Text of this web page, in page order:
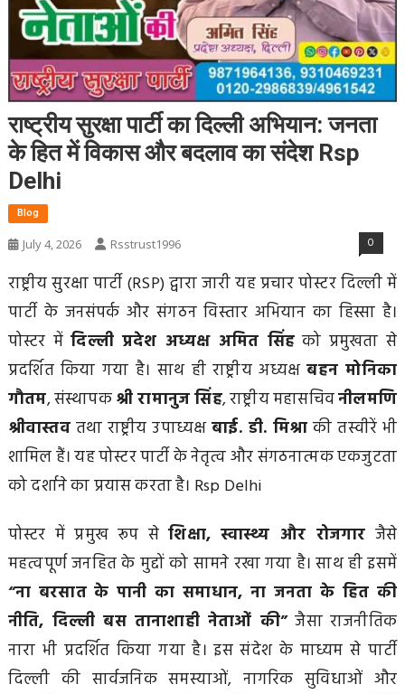
राष्ट्रीय सुरक्षा पार्टी का दिल्ली अभियान: जनता
के हित में विकास और बदलाव का संदेश Rsp
Delhi
Blog
July 4, 2026
Rsstrust1996 0
राष्ट्रीय सुरक्षा पार्टी (RSP) द्वारा जारी यह प्रचार पोस्टर दिल्ली में
पार्टी के जनसंपर्क और संगठन विस्तार अभियान का हिस्सा है।
पोस्टर मेंदिल्ली प्रदेश अध्यक्ष अमित सिंह को प्रमुखता से
प्रदर्शित किया गया है। साथ ही राष्ट्रीय अध्यक्षबहन मोनिका
गौतम, संस्थापकश्री रामानुज सिंह, राष्ट्रीय महासचिवनीलमणि
श्रीवास्तवतथा राष्ट्रीय उपाध्यक्षबाई. डी. मिश्रा की तस्वीरें भी
शामिल हैं। यह पोस्टर पार्टी के नेतृत्व और संगठनात्मक एकजुटता
को दर्शाने का प्रयास करता है। Rsp Delhi
पोस्टर में प्रमुख रूप सेशिक्षा, स्वास्थ्य और रोजगार जैसे
महत्वपूर्ण जनहित के मुद्दों को सामने रखा गया है। साथ ही इसमें
“ना बरसात के पानी का समाधान, ना जनता के हित की
नीति, दिल्ली बस तानाशाही नेताओं की”जैसा राजनीतिक
नारा भी प्रदर्शित किया गया है। इस संदेश के माध्यम से पार्टी
दिल्ली की सार्वजनिक समस्याओं, नागरिक सुविधाओं और